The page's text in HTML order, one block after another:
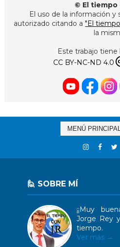
© El tiempo
El uso de la información y
autorizado citando a "El
la
Este trabajo tiene
CC BY-NC-ND 4.0
🙋 SOBRE MÍ
¡¡Muy
Jorge Rey
tiempo.
Ver más →